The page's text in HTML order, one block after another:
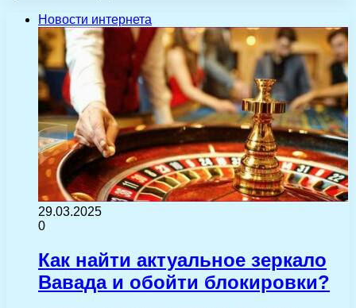
Новости интернета
29.03.2025
0
Как найти актуальное зеркало
Вавада и обойти блокировки?